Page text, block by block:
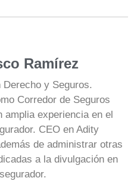
Ramírez
Derecho y Seguros.
Corredor de Seguros
amplia experiencia en el
CEO en Adity
de administrar otras
a la divulgación en